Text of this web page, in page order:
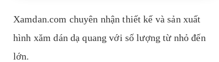
Xamdan.com chuyên nhận thiết kế và sản xuất
hình xăm dán dạ quang với số lượng từ nhỏ đến
lớn.